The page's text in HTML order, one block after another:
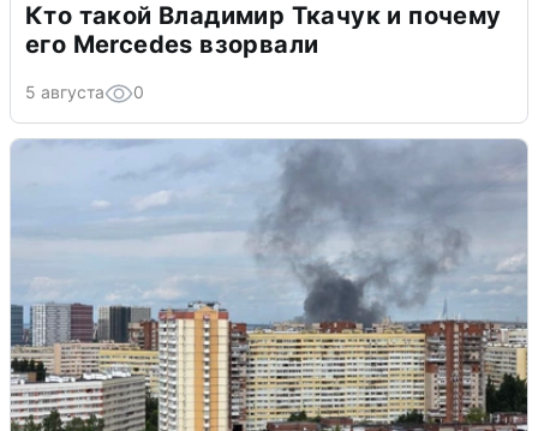
Кто такой Владимир Ткачук и почему
его Mercedes взорвали
5 августа 0